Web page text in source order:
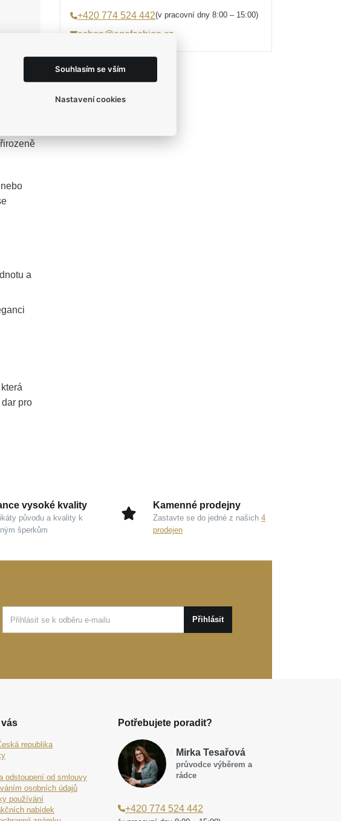
a
pro
+420 774 524 442(v pracovní dny 8:00 – 15:00)
eshop@egofashion.cz
vysoké kvality
původu a kvality k
šperkům
Kamenné prodejny
Zastavte se do jedné z našich 4
prodejen
Přihlásit
vás
republika
odstoupení od smlouvy
osobních údajů
používání
nabídek
Potřebujete poradit?
Mirka Tesařová
průvodce výběrem a
rádce
+420 774 524 442
Souhlasím se vším
Nastavení cookies